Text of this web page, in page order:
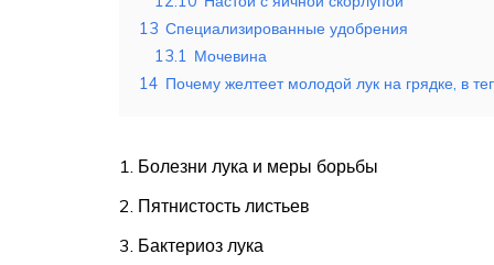
13 Специализированные удобрения
13.1 Мочевина
14 Почему желтеет молодой лук на грядке, в
Болезни лука и меры борьбы
Пятнистость листьев
Бактериоз лука